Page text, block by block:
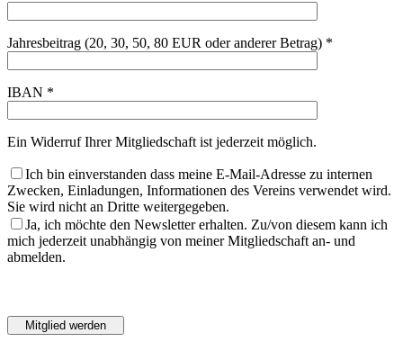
Jahresbeitrag (20, 30, 50, 80 EUR oder anderer Betrag) *
IBAN *
Ein Widerruf Ihrer Mitgliedschaft ist jederzeit möglich.
Ich bin einverstanden dass meine E-Mail-Adresse zu internen
Zwecken, Einladungen, Informationen des Vereins verwendet wird.
Sie wird nicht an Dritte weitergegeben.
Ja, ich möchte den Newsletter erhalten. Zu/von diesem kann ich
mich jederzeit unabhängig von meiner Mitgliedschaft an- und
abmelden.
dieses
Feld
lasse
dieses